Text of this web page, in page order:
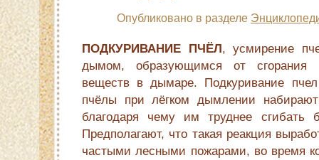
Опубликовано в разделе
ПОДКУРИВАНИЕ ПЧЁЛ, усмирение
дымом, образующимся от сгорания
веществ в дымаре. Подкуривание
пчёлы при лёгком дымлении
благодаря чему им труднее сгибать
Предполагают, что такая реакция
частыми лесными пожарами, во время